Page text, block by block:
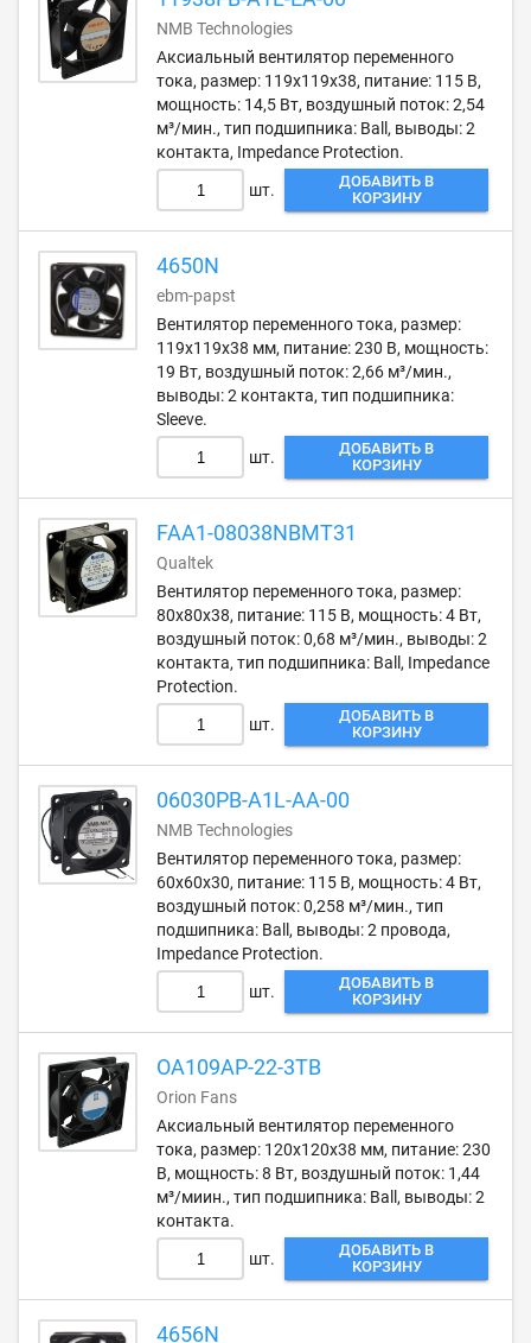
NMB Technologies
Аксиальный вентилятор переменного
тока, размер: 119х119х38, питание: 115 В,
мощность: 14,5 Вт, воздушный поток: 2,54
м³/мин., тип подшипника: Ball, выводы: 2
контакта, Impedance Protection.
шт.
ДОБАВИТЬ В
КОРЗИНУ
4650N
ebm-papst
Вентилятор переменного тока, размер:
119х119х38 мм, питание: 230 В, мощность:
19 Вт, воздушный поток: 2,66 м³/мин.,
выводы: 2 контакта, тип подшипника:
Sleeve.
шт.
ДОБАВИТЬ В
КОРЗИНУ
FAA1-08038NBMT31
Qualtek
Вентилятор переменного тока, размер:
80х80х38, питание: 115 В, мощность: 4 Вт,
воздушный поток: 0,68 м³/мин., выводы: 2
контакта, тип подшипника: Ball, Impedance
Protection.
шт.
ДОБАВИТЬ В
КОРЗИНУ
06030PB-A1L-AA-00
NMB Technologies
Вентилятор переменного тока, размер:
60х60х30, питание: 115 В, мощность: 4 Вт,
воздушный поток: 0,258 м³/мин., тип
подшипника: Ball, выводы: 2 провода,
Impedance Protection.
шт.
ДОБАВИТЬ В
КОРЗИНУ
OA109AP-22-3TB
Orion Fans
Аксиальный вентилятор переменного
тока, размер: 120х120х38 мм, питание: 230
В, мощность: 8 Вт, воздушный поток: 1,44
м³/миин., тип подшипника: Ball, выводы: 2
контакта.
шт.
ДОБАВИТЬ В
КОРЗИНУ
4656N